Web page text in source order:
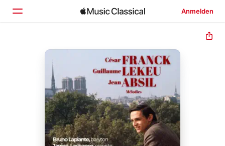
Anmelden
Startseite
Entdecken
Suchen